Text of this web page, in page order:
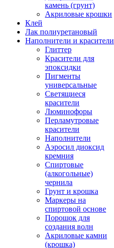
камень (грунт)
Акриловые крошки
Клей
Лак полиуретановый
Наполнители и красители
Глиттер
Красители для
эпоксидки
Пигменты
универсальные
Светящиеся
красители
Люминофоры
Перламутровые
красители
Наполнители
Аэросил диоксид
кремния
Спиртовые
(алкогольные)
чернила
Грунт и крошка
Маркеры на
спиртовой основе
Порошок для
создания волн
Акриловые камни
(крошка)